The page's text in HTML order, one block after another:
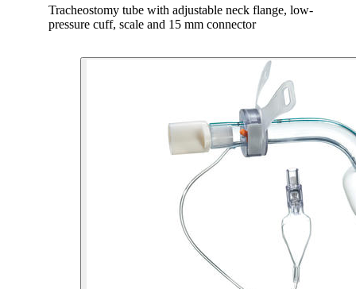
Tracheostomy tube with adjustable neck flange, low-
pressure cuff, scale and 15 mm connector